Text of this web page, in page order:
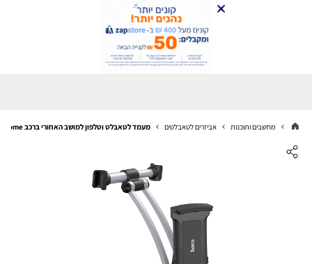
מחשבים ותוכנות אביזרים לטאבלטים מעמד לטאבלט וטלפון למושב האחורי ברכב Hoco CA62 Handsome